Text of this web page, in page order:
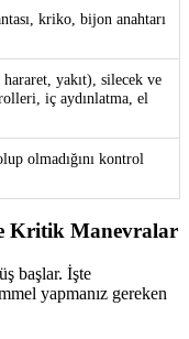
kriko, bijon anahtarı
yakıt), silecek ve
iç aydınlatma, el
olmadığını kontrol
Kritik Manevralar
başlar. İşte
yapmanız gereken